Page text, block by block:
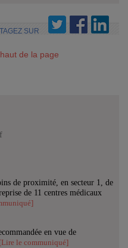
SUR
de la page
de proximité, en secteur 1, de
de 11 centres médicaux
en vue de
[Lire le communiqué]